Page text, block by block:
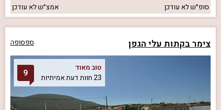
סופ״שלא עודכן אמצ״שלא עודכן
צימר בקתות עלי הגפן ספסופה
טוב מאוד
23 חוות דעת אמיתיות
9